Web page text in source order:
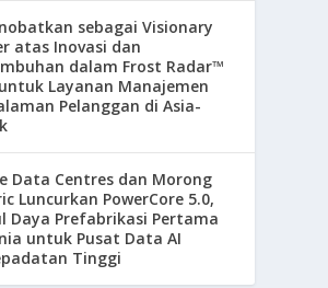
sebagai Visionary
atas Inovasi dan
dalam Frost Radar™
Layanan Manajemen
Pelanggan di Asia-
Data Centres dan Morong
Luncurkan PowerCore 5.0,
Daya Prefabrikasi Pertama
untuk Pusat Data AI
Tinggi